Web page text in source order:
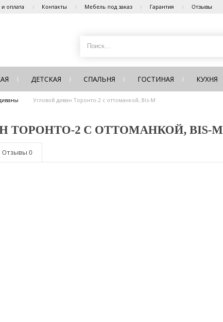
оплата Контакты Мебель под заказ Гарантия Отзывы
ДЕТСКАЯ СПАЛЬНЯ ГОСТИНАЯ КУХНЯ
Угловой диван Торонто-2 с оттоманкой, Bis-M
ТОРОНТО-2 С ОТТОМАНКОЙ, BIS-M
Отзывы 0